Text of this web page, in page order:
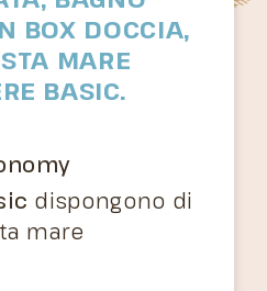
BOX DOCCIA,
MARE
BASIC.
dispongono di
mare